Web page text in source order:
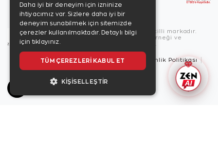
Copyright © 2026, Zen Diamond tescilli markadır.
Zen Diamond Birleşmiş Markalar Derneği ve
Turquality Destek Programı üyesidir.
Kullanım Şartları Gizlilik İlkeleri
Güvenlik Politikası
Çerez Politikası
Daha iyi bir deneyim için izninize
ihtiyacımız var. Sizlere daha iyi bir
deneyim sunabilmek için sitemizde
çerezler kullanılmaktadır. Detaylı bilgi
için tıklayınız.
TÜM ÇEREZLERI KABUL ET
KIŞISELLEŞTIR